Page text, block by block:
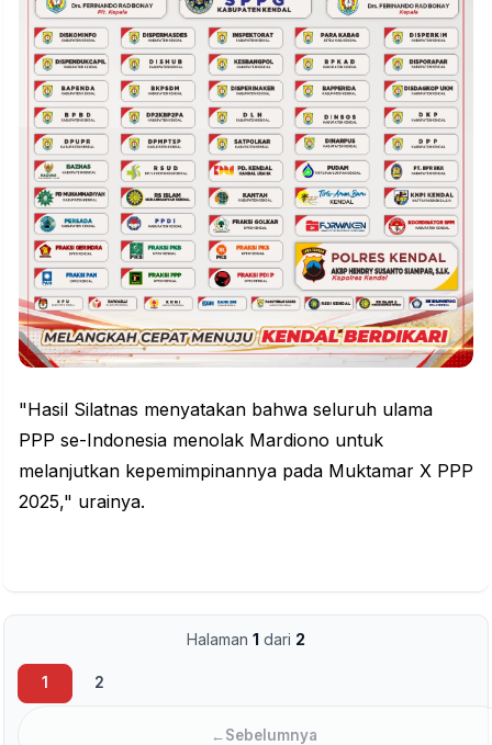
"Hasil Silatnas menyatakan bahwa seluruh ulama
PPP se-Indonesia menolak Mardiono untuk
melanjutkan kepemimpinannya pada Muktamar X PPP
2025," urainya.
Halaman 1 dari 2
←Sebelumnya
1 2